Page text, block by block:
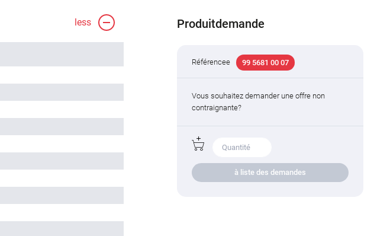
less Produitdemande
Référencee 99 5681 00 07
Vous souhaitez demander une offre non
contraignante?
à liste des demandes